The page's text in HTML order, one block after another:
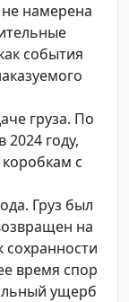
намерена
события
груза. По
2024 году,
с
Груз был
на
сохранности
время спор
ущерб